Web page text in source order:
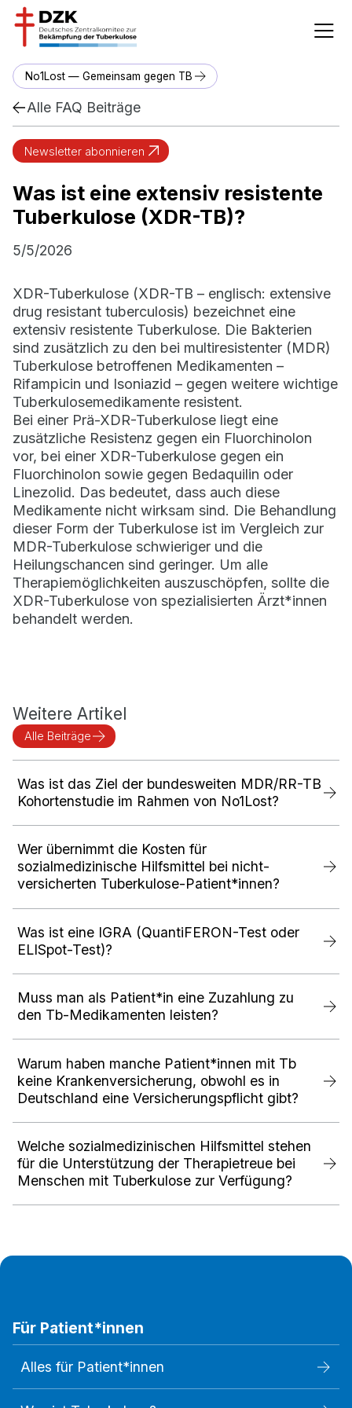
No1Lost — Gemeinsam gegen TB
Alle FAQ Beiträge
Newsletter abonnieren
Was ist eine extensiv resistente
Tuberkulose (XDR-TB)?
5/5/2026
XDR-Tuberkulose (XDR-TB – englisch: extensive
drug resistant tuberculosis) bezeichnet eine
extensiv resistente Tuberkulose. Die Bakterien
sind zusätzlich zu den bei multiresistenter (MDR)
Tuberkulose betroffenen Medikamenten –
Rifampicin und Isoniazid – gegen weitere wichtige
Tuberkulosemedikamente resistent.
Bei einer Prä-XDR-Tuberkulose liegt eine
zusätzliche Resistenz gegen ein Fluorchinolon
vor, bei einer XDR-Tuberkulose gegen ein
Fluorchinolon sowie gegen Bedaquilin oder
Linezolid. Das bedeutet, dass auch diese
Medikamente nicht wirksam sind. Die Behandlung
dieser Form der Tuberkulose ist im Vergleich zur
MDR-Tuberkulose schwieriger und die
Heilungschancen sind geringer. Um alle
Therapiemöglichkeiten auszuschöpfen, sollte die
XDR-Tuberkulose von spezialisierten Ärzt*innen
behandelt werden.
Weitere Artikel
Alle Beiträge
Was ist das Ziel der bundesweiten MDR/RR-TB
Kohortenstudie im Rahmen von No1Lost?
Wer übernimmt die Kosten für
sozialmedizinische Hilfsmittel bei nicht-
versicherten Tuberkulose-Patient*innen?
Was ist eine IGRA (QuantiFERON-Test oder
ELISpot-Test)?
Muss man als Patient*in eine Zuzahlung zu
den Tb-Medikamenten leisten?
Warum haben manche Patient*innen mit Tb
keine Krankenversicherung, obwohl es in
Deutschland eine Versicherungspflicht gibt?
Welche sozialmedizinischen Hilfsmittel stehen
für die Unterstützung der Therapietreue bei
Menschen mit Tuberkulose zur Verfügung?
Für Patient*innen
Alles für Patient*innen